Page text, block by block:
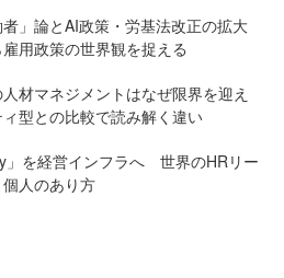
」論とAI政策・労基法改正の拡大
用政策の世界観を捉える
材マネジメントはなぜ限界を迎え
型との比較で読み解く違い
」を経営インフラへ 世界のHRリー
人のあり方